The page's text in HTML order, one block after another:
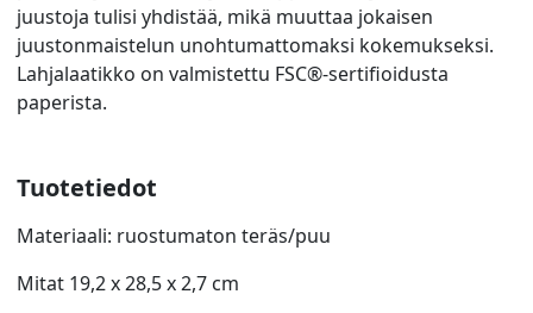
juustoja tulisi yhdistää, mikä muuttaa jokaisen
juustonmaistelun unohtumattomaksi kokemukseksi.
Lahjalaatikko on valmistettu FSC®-sertifioidusta
paperista.
Tuotetiedot
Materiaali: ruostumaton teräs/puu
Mitat 19,2 x 28,5 x 2,7 cm